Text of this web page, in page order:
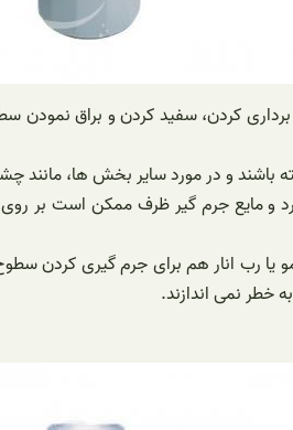
برداری کردن، سفید کردن و براق
و در مورد سایر بخش ها، مانند
جرم گیر ظرف ممکن است بر روی
یا رب انار هم برای جرم گیری کردن
خطر نمی اندازند.